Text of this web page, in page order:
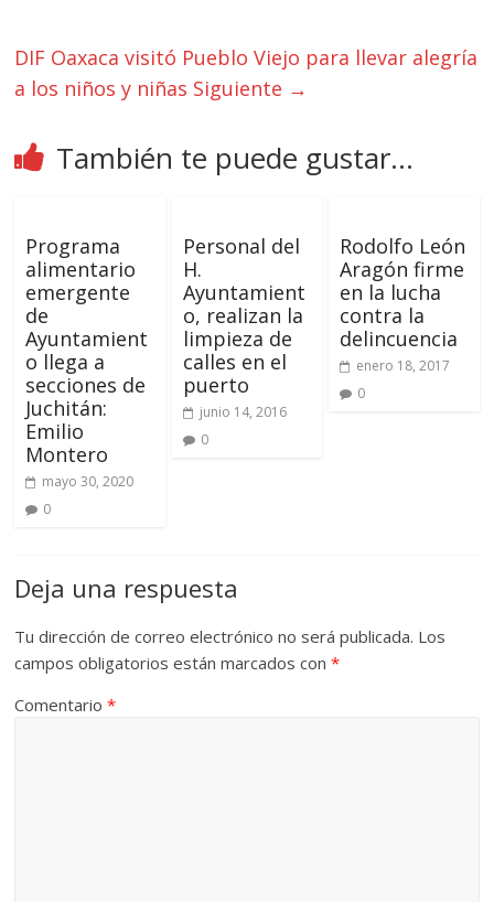
DIF Oaxaca visitó Pueblo Viejo para llevar alegría
a los niños y niñas Siguiente →
También te puede gustar...
Programa
alimentario
emergente
de
Ayuntamient
o llega a
secciones de
Juchitán:
Emilio
Montero
mayo 30, 2020
0
Personal del
H.
Ayuntamient
o, realizan la
limpieza de
calles en el
puerto
junio 14, 2016
0
Rodolfo León
Aragón firme
en la lucha
contra la
delincuencia
enero 18, 2017
0
Deja una respuesta
Tu dirección de correo electrónico no será publicada. Los
campos obligatorios están marcados con*
Comentario*